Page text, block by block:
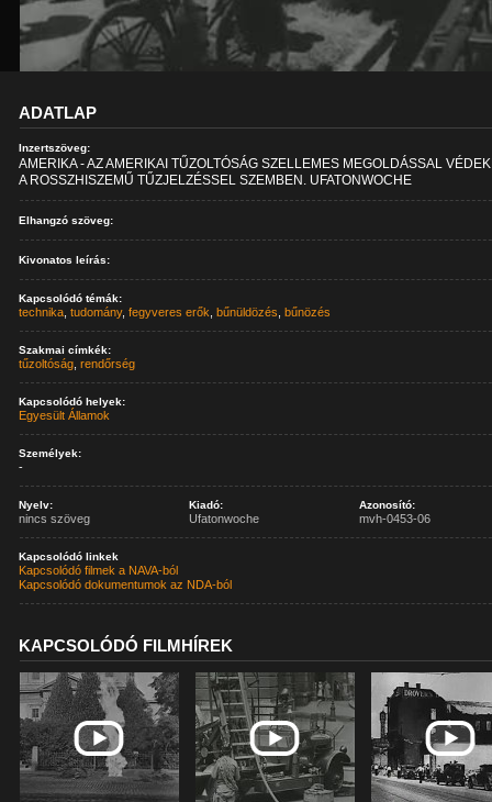
ADATLAP
Inzertszöveg:
AMERIKA - AZ AMERIKAI TŰZOLTÓSÁG SZELLEMES MEGOLDÁSSAL
A ROSSZHISZEMŰ TŰZJELZÉSSEL SZEMBEN. UFATONWOCHE
Elhangzó szöveg:
Kivonatos leírás:
Kapcsolódó témák:
technika ,tudomány,fegyveres erők ,bűnüldözés ,bűnözés
Szakmai címkék:
tűzoltóság ,rendőrség
Kapcsolódó helyek:
Egyesült Államok
Személyek:
-
Nyelv:
nincs szöveg
Kiadó:
Ufatonwoche
Azonosító:
mvh-0453-06
Kapcsolódó linkek
Kapcsolódó filmek a NAVA-ból
Kapcsolódó dokumentumok az NDA-ból
KAPCSOLÓDÓ FILMHÍREK